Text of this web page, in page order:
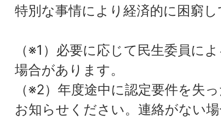
特別な事情により経済的に困窮
（※1）必要に応じて民生委員に
場合があります。
（※2）年度途中に認定要件を失
お知らせください。連絡がない